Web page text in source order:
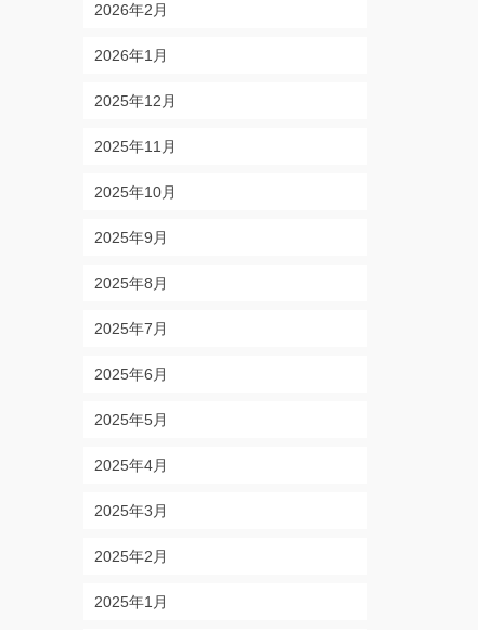
2026年2月
2026年1月
2025年12月
2025年11月
2025年10月
2025年9月
2025年8月
2025年7月
2025年6月
2025年5月
2025年4月
2025年3月
2025年2月
2025年1月